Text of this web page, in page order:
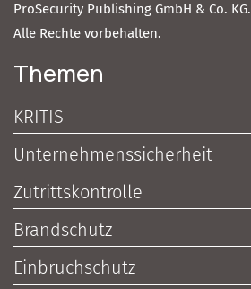
ProSecurity Publishing GmbH & Co. KG.
Alle Rechte vorbehalten.
Themen
KRITIS
Unternehmenssicherheit
Zutrittskontrolle
Brandschutz
Einbruchschutz